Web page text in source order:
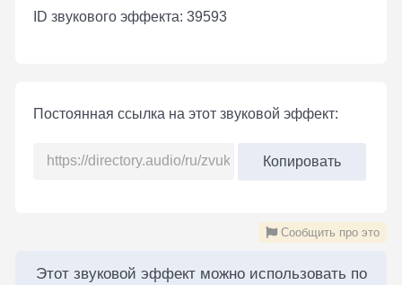
ID звукового эффекта: 39593
Постоянная ссылка на этот звуковой эффект:
Копировать
Сообщить про это
Этот звуковой эффект можно использовать по